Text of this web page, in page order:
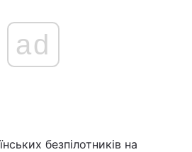
ad
безпілотників на